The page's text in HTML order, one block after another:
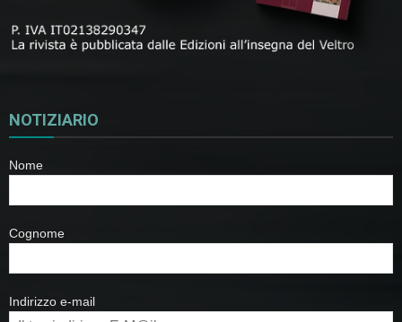
NOTIZIARIO
Nome
Cognome
Indirizzo e-mail